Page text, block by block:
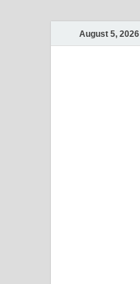
August 5, 2026